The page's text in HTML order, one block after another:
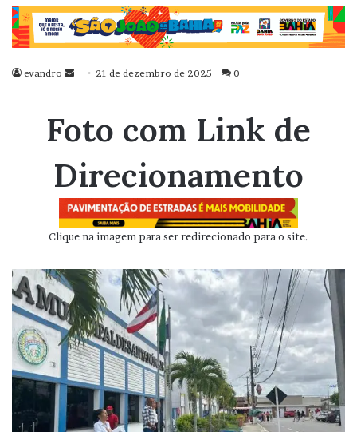
evandro
Mande
mail
21 de dezembro de 2025 0
Foto com Link de
Direcionamento
Clique na imagem para ser redirecionado para o site.